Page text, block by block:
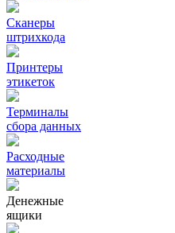
Сканеры
штрихкода
Принтеры
этикеток
Терминалы
сбора данных
Расходные
материалы
Денежные
ящики